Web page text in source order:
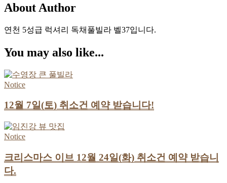
About Author
연천 5성급 럭셔리 독채풀빌라 벨37입니다.
You may also like...
Notice
12월 7일(토) 취소건 예약 받습니다!
Notice
크리스마스 이브 12월 24일(화) 취소건 예약 받습니
다.